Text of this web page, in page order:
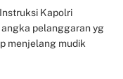
Kapolri
pelanggaran yg
menjelang mudik